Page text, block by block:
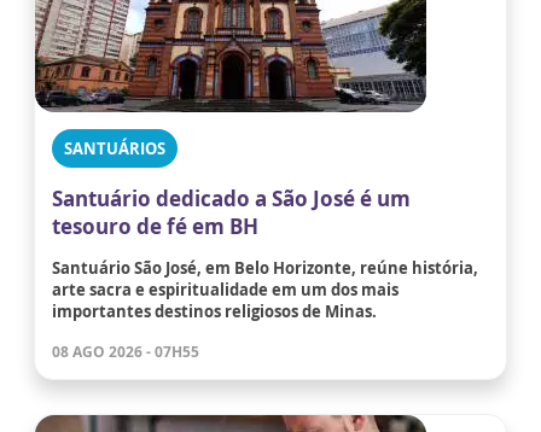
SANTUÁRIOS
Santuário dedicado a São José é um
tesouro de fé em BH
Santuário São José, em Belo Horizonte, reúne história,
arte sacra e espiritualidade em um dos mais
importantes destinos religiosos de Minas.
08 AGO 2026 - 07H55